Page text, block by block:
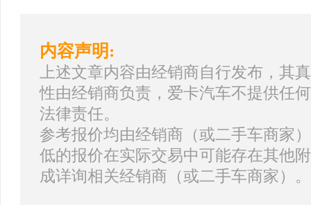
内容声明:
上述文章内容由经销商自行发布，其
性由经销商负责，爱卡汽车不提供任
法律责任。
参考报价均由经销商（或二手车商家
低的报价在实际交易中可能存在其他
成详询相关经销商（或二手车商家）。